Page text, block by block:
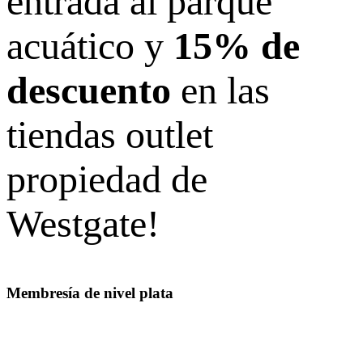
acuático y 15% de
descuento en las
tiendas outlet
propiedad de
Westgate!
Membresía de nivel plata